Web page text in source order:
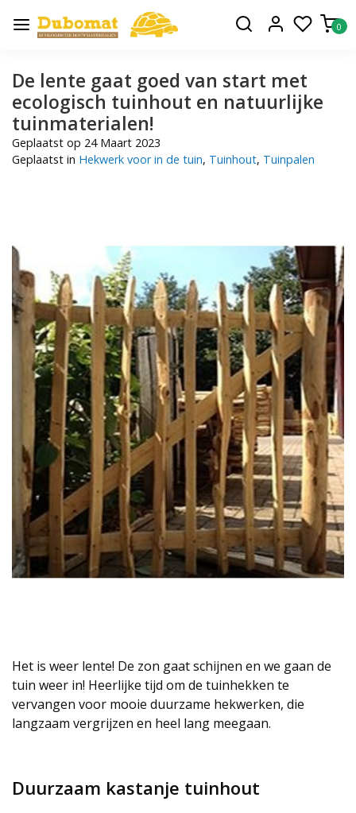
0
De lente gaat goed van start met
ecologisch tuinhout en natuurlijke
tuinmaterialen!
Geplaatst op 24 Maart 2023
Geplaatst in Hekwerk voor in de tuin, Tuinhout, Tuinpalen
Het is weer lente! De zon gaat schijnen en we gaan de
tuin weer in! Heerlijke tijd om de tuinhekken te
vervangen voor mooie duurzame hekwerken, die
langzaam vergrijzen en heel lang meegaan.
Duurzaam kastanje tuinhout